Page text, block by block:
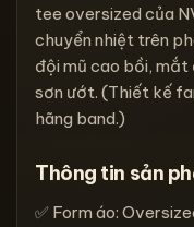
tee oversized của
chuyển nhiệt trên
đội mũ cao bồi, mắt
sơn ướt. (Thiết kế
hãng band.)
Thông tin sản
✅ Form áo: